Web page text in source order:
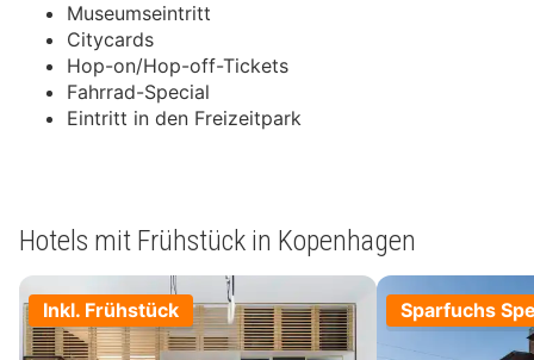
Museumseintritt
Citycards
Hop-on/Hop-off-Tickets
Fahrrad-Special
Eintritt in den Freizeitpark
Hotels mit Frühstück in Kopenhagen
Inkl. Frühstück Sparfuchs